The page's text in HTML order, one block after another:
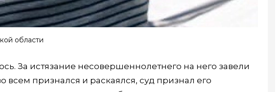
области
За истязание несовершеннолетнего на него завели
всем признался и раскаялся, суд признал его